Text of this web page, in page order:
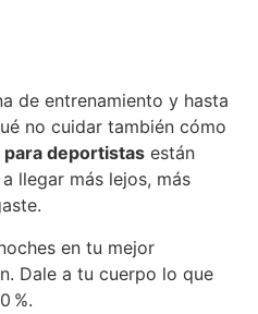
de entrenamiento y hasta
no cuidar también cómo
deportistas están
llegar más lejos, más
en tu mejor
Dale a tu cuerpo lo que
%.